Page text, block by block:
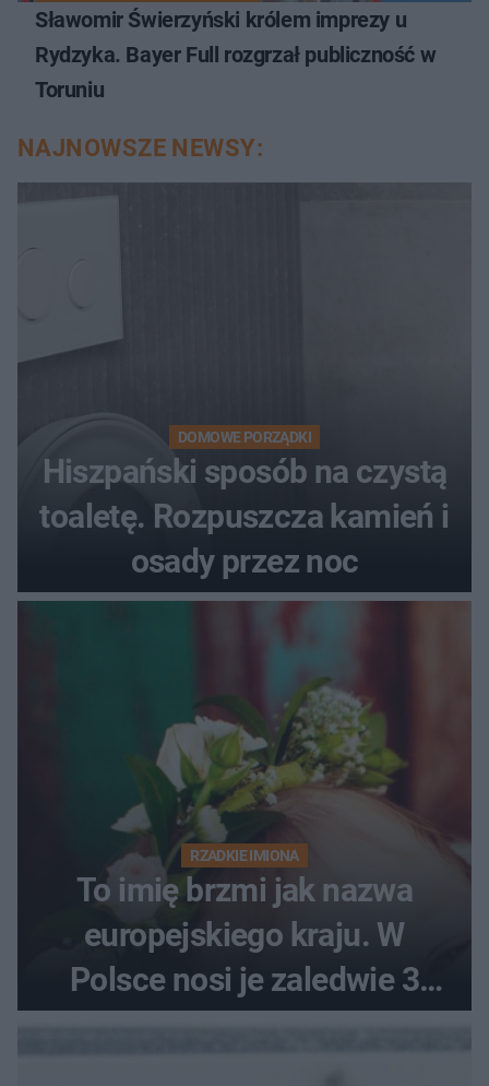
Sławomir Świerzyński królem imprezy u
Rydzyka. Bayer Full rozgrzał publiczność w
Toruniu
NAJNOWSZE NEWSY:
DOMOWE PORZĄDKI
Hiszpański sposób na czystą
toaletę. Rozpuszcza kamień i
osady przez noc
RZADKIE IMIONA
To imię brzmi jak nazwa
europejskiego kraju. W
Polsce nosi je zaledwie 3
kobiety